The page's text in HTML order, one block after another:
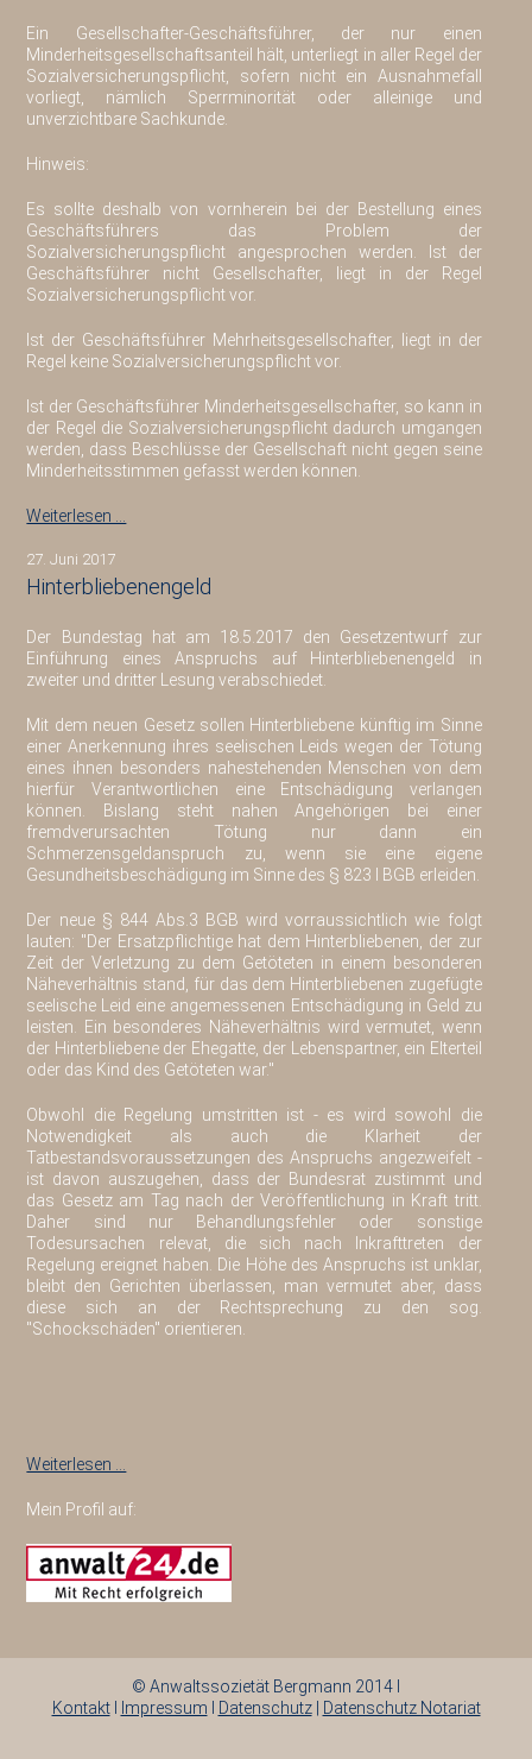
Ein Gesellschafter-Geschäftsführer, der nur einen
Minderheitsgesellschaftsanteil hält, unterliegt in aller Regel der
Sozialversicherungspflicht, sofern nicht ein Ausnahmefall
vorliegt, nämlich Sperrminorität oder alleinige und
unverzichtbare Sachkunde.
Hinweis:
Es sollte deshalb von vornherein bei der Bestellung eines
Geschäftsführers das Problem der
Sozialversicherungspflicht angesprochen werden. Ist der
Geschäftsführer nicht Gesellschafter, liegt in der Regel
Sozialversicherungspflicht vor.
Ist der Geschäftsführer Mehrheitsgesellschafter, liegt in der
Regel keine Sozialversicherungspflicht vor.
Ist der Geschäftsführer Minderheitsgesellschafter, so kann in
der Regel die Sozialversicherungspflicht dadurch umgangen
werden, dass Beschlüsse der Gesellschaft nicht gegen seine
Minderheitsstimmen gefasst werden können.
Weiterlesen …
27. Juni 2017
Hinterbliebenengeld
Der Bundestag hat am 18.5.2017 den Gesetzentwurf zur
Einführung eines Anspruchs auf Hinterbliebenengeld in
zweiter und dritter Lesung verabschiedet.
Mit dem neuen Gesetz sollen Hinterbliebene künftig im Sinne
einer Anerkennung ihres seelischen Leids wegen der Tötung
eines ihnen besonders nahestehenden Menschen von dem
hierfür Verantwortlichen eine Entschädigung verlangen
können. Bislang steht nahen Angehörigen bei einer
fremdverursachten Tötung nur dann ein
Schmerzensgeldanspruch zu, wenn sie eine eigene
Gesundheitsbeschädigung im Sinne des § 823 I BGB erleiden.
Der neue § 844 Abs.3 BGB wird vorraussichtlich wie folgt
lauten: "Der Ersatzpflichtige hat dem Hinterbliebenen, der zur
Zeit der Verletzung zu dem Getöteten in einem besonderen
Näheverhältnis stand, für das dem Hinterbliebenen zugefügte
seelische Leid eine angemessenen Entschädigung in Geld zu
leisten. Ein besonderes Näheverhältnis wird vermutet, wenn
der Hinterbliebene der Ehegatte, der Lebenspartner, ein Elterteil
oder das Kind des Getöteten war."
Obwohl die Regelung umstritten ist - es wird sowohl die
Notwendigkeit als auch die Klarheit der
Tatbestandsvoraussetzungen des Anspruchs angezweifelt -
ist davon auszugehen, dass der Bundesrat zustimmt und
das Gesetz am Tag nach der Veröffentlichung in Kraft tritt.
Daher sind nur Behandlungsfehler oder sonstige
Todesursachen relevat, die sich nach Inkrafttreten der
Regelung ereignet haben. Die Höhe des Anspruchs ist unklar,
bleibt den Gerichten überlassen, man vermutet aber, dass
diese sich an der Rechtsprechung zu den sog.
"Schockschäden" orientieren.
Weiterlesen …
Mein Profil auf:
© Anwaltssozietät Bergmann 2014 I
KontaktI Impressum Datenschutz| Datenschutz Notariat